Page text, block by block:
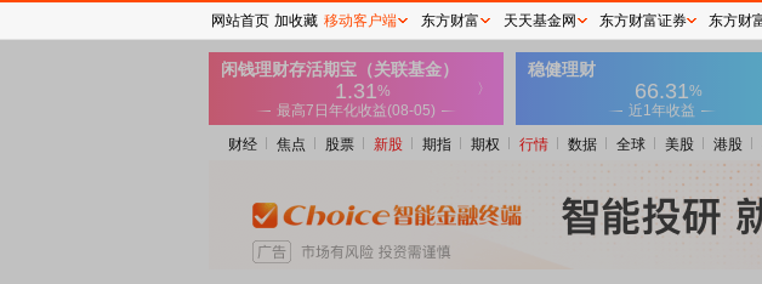
财经 焦点 股票 新股 期指 期权 行情 数据 全球 美股 港股
网站首页 加收藏 移动客户端 东方财富 天天基金网 东方财富证券 东方财